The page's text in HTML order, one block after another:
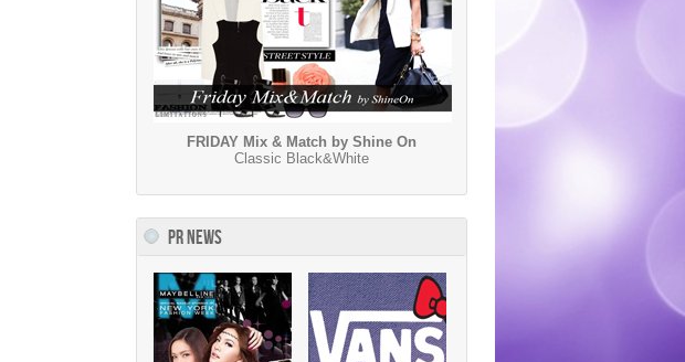
FRIDAY Mix & Match by Shine On
Classic Black&White
PR NEWS